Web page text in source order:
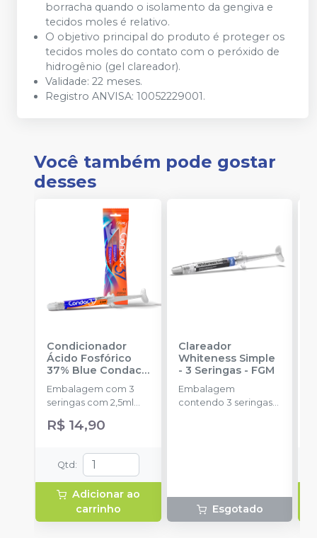
borracha quando o isolamento da gengiva e
tecidos moles é relativo.
O objetivo principal do produto é proteger os
tecidos moles do contato com o peróxido de
hidrogênio (gel clareador).
Validade: 22 meses.
Registro ANVISA: 10052229001.
Você também pode gostar
desses
Condicionador
Ácido Fosfórico
37% Blue Condac-
FGM
Embalagem com 3
seringas com 2,5ml
cada uma e 3
ponteiras para
R$ 14,90
Qtd :
Adicionar ao
carrinho
Clareador
Whiteness Simple
- 3 Seringas- FGM
Embalagem
contendo 3 seringas
Esgotado